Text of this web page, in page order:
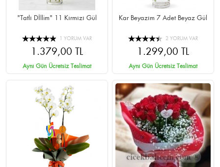
"Tatlı Dİllim" 11 Kırmızı Gül
1 YORUM VAR
1.379,00 TL
Aynı Gün Ücretsiz Teslimat
Kar Beyazım 7 Adet Beyaz Gül
2 YORUM VAR
1.299,00 TL
Aynı Gün Ücretsiz Teslimat